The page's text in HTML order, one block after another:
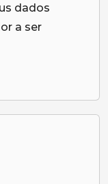
dados
a ser